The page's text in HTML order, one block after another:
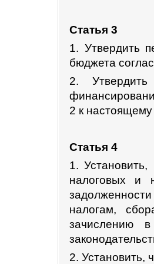
Статья 3
1. Утвердить
бюджета
2. Утвердить
2 к
Статья 4
1.
налоговых и
налогам,
зачислению
2. Установить,